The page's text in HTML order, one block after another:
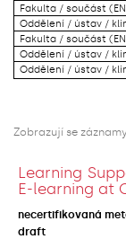
Fakulta / součást
Oddělení / ústav /
Fakulta / součást
Oddělení / ústav /
Oddělení / ústav /
Zobrazují se záznamy
Learning
E-learning at
necertifikovaná
draft